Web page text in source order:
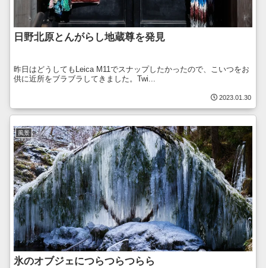
日野北原とんがらし地蔵尊を発見
昨日はどうしてもLeica M11でスナップしたかったので、こいつをお
供に近所をブラブラしてきました。Twi...
2023.01.30
風景
氷のオブジェにつらつらつらら